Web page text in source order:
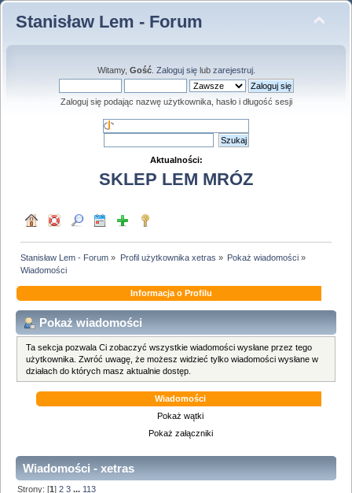
Stanisław Lem - Forum
Witamy, Gość. Zaloguj sięlub zarejestruj.
Zaloguj się podając nazwę użytkownika, hasło i długość sesji
Aktualności:
SKLEP LEM MRÓZ
Stanisław Lem - Forum » Profil użytkownika xetras » Pokaż wiadomości»
Wiadomości
Informacja o Profilu
Pokaż wiadomości
Ta sekcja pozwala Ci zobaczyć wszystkie wiadomości wysłane przez tego
użytkownika. Zwróć uwagę, że możesz widzieć tylko wiadomości wysłane w
działach do których masz aktualnie dostęp.
Wiadomości
Pokaż wątki
Pokaż załączniki
Wiadomości - xetras
Strony: [1]2 3 ... 113